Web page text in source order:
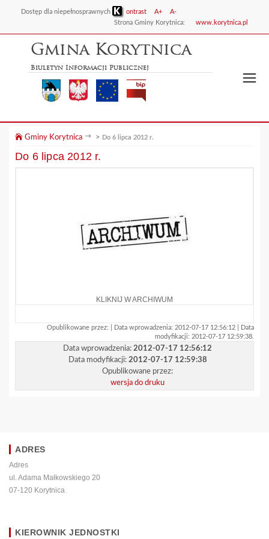
Dostęp dla niepełnosprawnych ontrast A+
A-
Strona Gminy Korytnica:
www.korytnica.pl
Gmina Korytnica
Biuletyn Informacji Publicznej
Gminy Korytnica > Do 6 lipca 2012 r.
Do 6 lipca 2012 r.
KLIKNIJ W ARCHIWUM
Opublikowane przez: | Data wprowadzenia: 2012-07-17 12:56:12 | Data
modyfikacji: 2012-07-17 12:59:38.
Data wprowadzenia: 2012-07-17 12:56:12
Data modyfikacji: 2012-07-17 12:59:38
Opublikowane przez:
wersja do druku
ADRES
Adres
ul. Adama Małkowskiego 20
07-120 Korytnica
KIEROWNIK JEDNOSTKI